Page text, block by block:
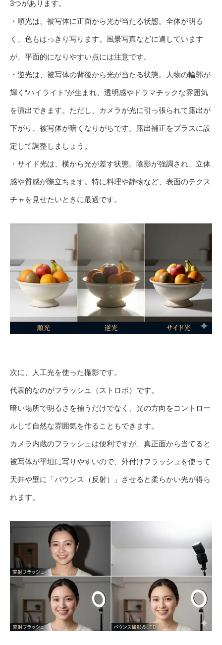
3つがあります。
・順光は、被写体に正面から光が当たる状態。全体が明る
く、色もはっきり写ります。風景写真などに適しています
が、平面的になりやすい点には注意です。
・逆光は、被写体の背後から光が当たる状態。人物の輪郭が
輝く“ハイライト”が生まれ、透明感やドラマチックな雰囲気
を演出できます。ただし、カメラが光に引っ張られて露出が
下がり、被写体が暗くなりがちです。露出補正をプラスに設
定して調整しましょう。
・サイド光は、横から光が差す状態。陰影が強調され、立体
感や質感が際立ちます。特に料理や静物など、表面のテクス
チャを見せたいときに最適です。
次に、人工光を使った撮影です。
代表的なのがフラッシュ（ストロボ）です。
暗い場所で明るさを補うだけでなく、光の方向をコントロー
ルして自然な雰囲気を作ることもできます。
カメラ内蔵のフラッシュは便利ですが、真正面から当てると
被写体が平坦に写りやすいので、外付けフラッシュを使って
天井や壁に「バウンス（反射）」させると柔らかい光が得ら
れます。